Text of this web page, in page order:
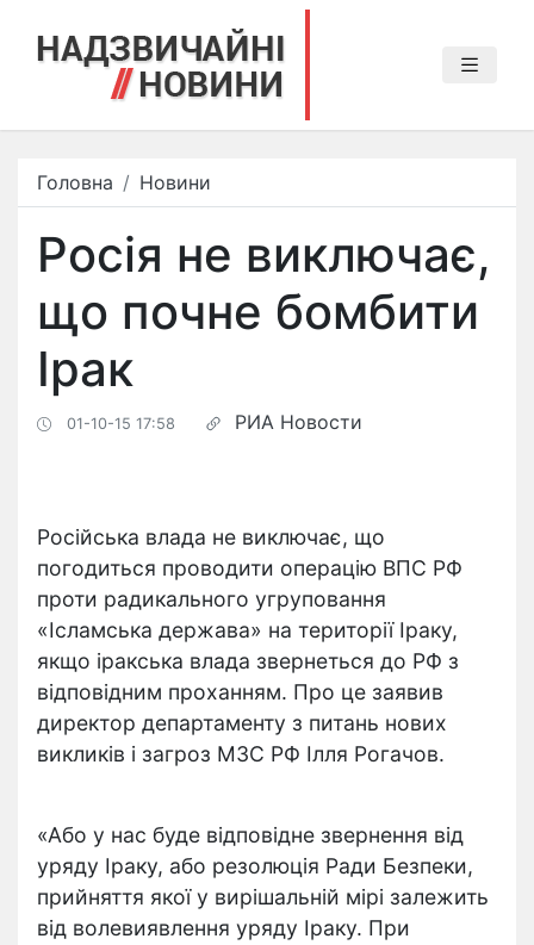
Головна Новини
Росія не виключає,
що почне бомбити
Ірак
01-10-15 17:58 РИА Новости
Російська влада не виключає, що
погодиться проводити операцію ВПС РФ
проти радикального угруповання
«Ісламська держава» на території Іраку,
якщо іракська влада звернеться до РФ з
відповідним проханням. Про це заявив
директор департаменту з питань нових
викликів і загроз МЗС РФ Ілля Рогачов.
«Або у нас буде відповідне звернення від
уряду Іраку, або резолюція Ради Безпеки,
прийняття якої у вирішальній мірі залежить
від волевиявлення уряду Іраку. При